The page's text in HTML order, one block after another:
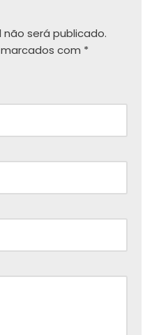
será publicado.
com *